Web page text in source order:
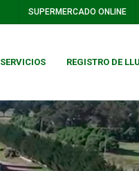
SUPERMERCADO ONLINE
SERVICIOS REGISTRO DE